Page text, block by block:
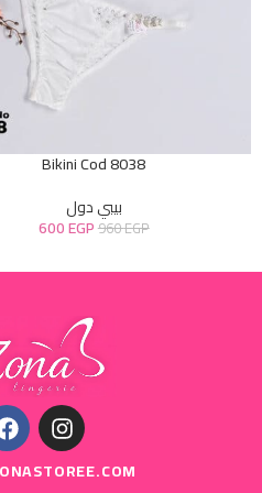
Bikini Cod 8038
بيبي دول
960EGP
600EGP